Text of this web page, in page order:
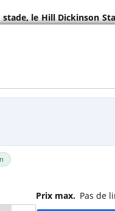
le Hill Dickinson
de l'Angleterre.
Prix max. Pas de